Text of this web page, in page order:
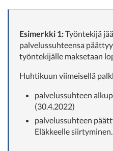
Esimerkki 1:Työntekijä
palvelussuhteensa
työntekijälle maksetaan
Huhtikuun viimeisellä
palvelussuhteen
(30.4.2022)
palvelussuhteen
Eläkkeelle siirtyminen.